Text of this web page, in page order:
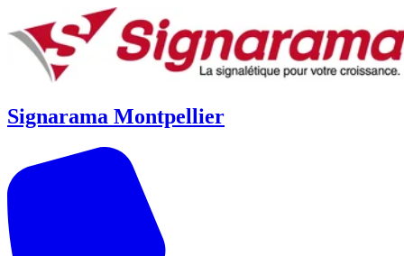
Signarama Montpellier